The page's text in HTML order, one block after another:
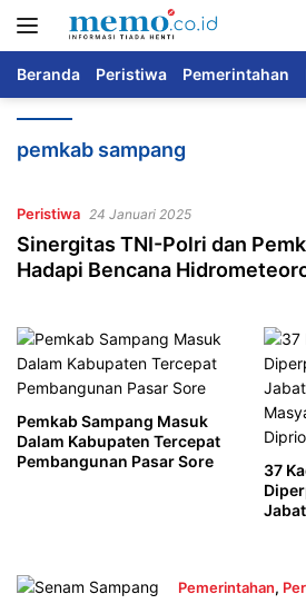
Beranda Peristiwa Pemerintahan
pemkab sampang
Peristiwa 24 Januari 2025
Sinergitas TNI-Polri dan
Hadapi Bencana
Pemkab Sampang Masuk
Dalam Kabupaten Tercepat
Pembangunan Pasar Sore
37
Pemerintahan,